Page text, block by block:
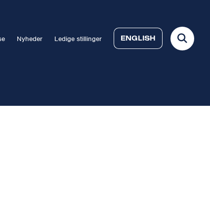
Nyheder Ledige stillinger ENGLISH